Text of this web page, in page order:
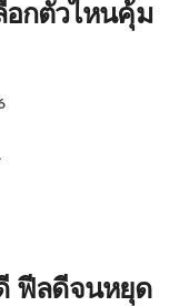
อกตัวไหนคุ้ม
ฟีลดีจนหยุด